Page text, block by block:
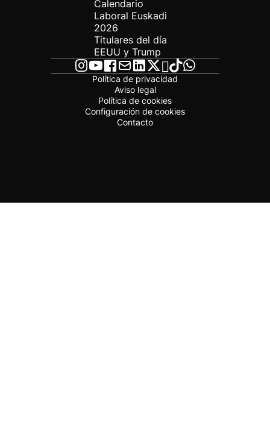
Calendario
Laboral Euskadi
2026
Titulares del día
EEUU y Trump
Política de privacidad
Aviso legal
Política de cookies
Configuración de cookies
Contacto